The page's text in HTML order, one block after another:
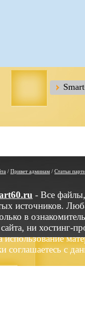
/ Привет админам / Статьи
- Все
источников.
в
ни хостинг-
использование
соглашаетесь с